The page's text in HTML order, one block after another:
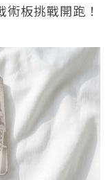
術板挑戰開跑！